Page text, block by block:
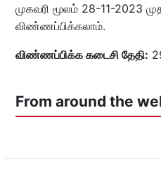
முகவரி மூலம் 28-11-2023
விண்ணப்பிக்கலாம்.
விண்ணப்பிக்க கடைசி தேதி:
From around the